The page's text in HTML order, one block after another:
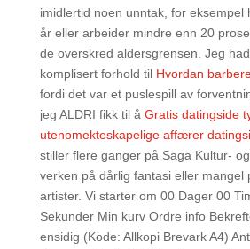
imidlertid noen unntak, for eksempel
år eller arbeider mindre enn 20
de overskred aldersgrensen. Jeg
komplisert forhold til Hvordan
fordi det var et puslespill av
jeg ALDRI fikk til å Gratis datingside
utenomekteskapelige affærer
stiller flere ganger på Saga Kultur-
verken på dårlig fantasi eller mangel
artister. Vi starter om 00 Dager 00
Sekunder Min kurv Ordre info
ensidig (Kode: Allkopi Brevark A4)